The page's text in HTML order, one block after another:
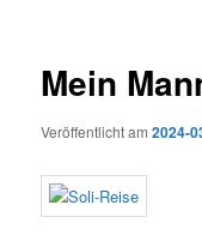
Mein
Veröffentlicht am2024-